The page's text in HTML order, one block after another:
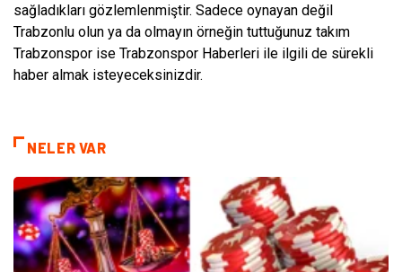
sağladıkları gözlemlenmiştir. Sadece oynayan değil
Trabzonlu olun ya da olmayın örneğin tuttuğunuz takım
Trabzonspor ise Trabzonspor Haberleri ile ilgili de sürekli
haber almak isteyeceksinizdir.
NELER VAR